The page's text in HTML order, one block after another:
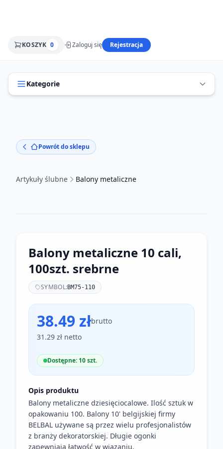
KOSZYK 0 Zaloguj się Rejestracja
Kategorie
Powrót do sklepu
Artykuły ślubne Balony metaliczne
Balony metaliczne 10 cali,
100szt. srebrne
SYMBOL:BM75-110
38.49 złbrutto
31.29 zł netto
Dostępne: 10 szt.
Opis produktu
Balony metaliczne dziesięciocalowe. Ilość sztuk w
opakowaniu 100. Balony 10' belgijskiej firmy
BELBAL używane są przez wielu profesjonalistów
z branży dekoratorskiej. Długie ogonki
zapewniają łatwość w wiązaniu.